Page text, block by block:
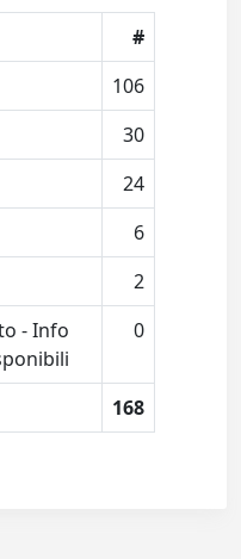
#
106
30
24
6
2
- Info
0
168